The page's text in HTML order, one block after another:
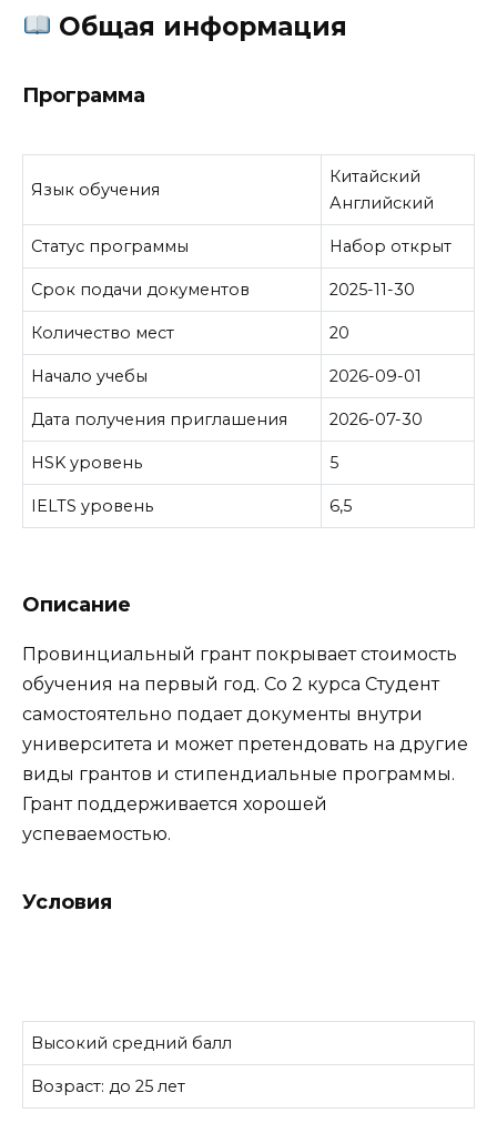
Общая информация
Программа
Язык обучения
Китайский
Английский
Статус программы Набор открыт
Срок подачи документов 2025-11-30
Количество мест 20
Начало учебы 2026-09-01
Дата получения приглашения 2026-07-30
HSK уровень 5
IELTS уровень 6,5
Описание
Провинциальный грант покрывает стоимость
обучения на первый год. Со 2 курса Студент
самостоятельно подает документы внутри
университета и может претендовать на другие
виды грантов и стипендиальные программы.
Грант поддерживается хорошей
успеваемостью.
Условия
Высокий средний балл
Возраст: до 25 лет